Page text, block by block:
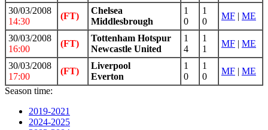
30/03/2008
14:30
(FT)
Chelsea
Middlesbrough
1
0
1
0
MF | ME
30/03/2008
16:00
(FT)
Tottenham Hotspur
Newcastle United
1
4
1
1
MF | ME
30/03/2008
17:00
(FT)
Liverpool
Everton
1
0
1
0
MF | ME
Season time:
2019-2021
2024-2025